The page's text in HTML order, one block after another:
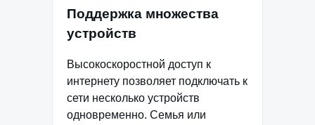
Поддержка множества
устройств
Высокоскоростной доступ к
интернету позволяет подключать к
сети несколько устройств
одновременно. Семья или